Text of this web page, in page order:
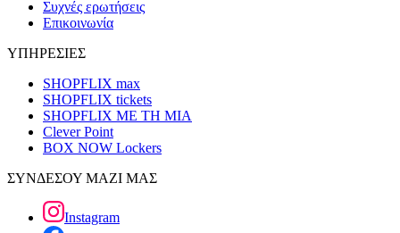
Συχνές ερωτήσεις
Επικοινωνία
ΥΠΗΡΕΣΙΕΣ
SHOPFLIX max
SHOPFLIX tickets
SHOPFLIX ΜΕ ΤΗ ΜΙΑ
Clever Point
BOX NOW Lockers
ΣΥΝΔΕΣΟΥ ΜΑΖΙ ΜΑΣ
Instagram